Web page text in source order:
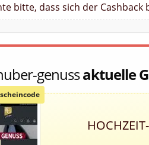
bitte, dass sich der
genussaktuelle